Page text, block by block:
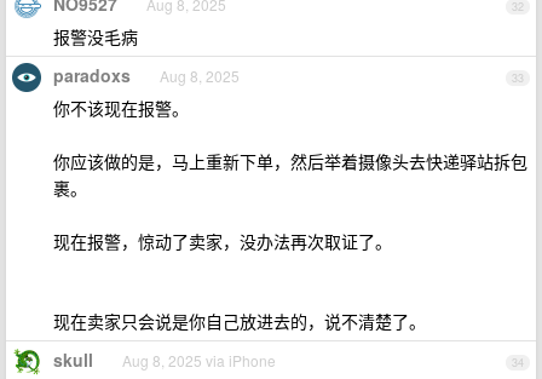
32
Aug 8, 2025
报警没毛病
33
paradoxs Aug 8, 2025
你不该现在报警。
你应该做的是，马上重新下单，然后举着摄像头去快递驿站拆包
裹。
现在报警，惊动了卖家，没办法再次取证了。
现在卖家只会说是你自己放进去的，说不清楚了。
34
skull Aug 8, 2025 via iPhone